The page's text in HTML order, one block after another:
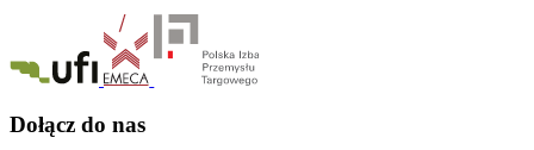
Dołącz do nas